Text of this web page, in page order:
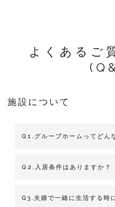
よくあるご
施設について
Q1.グループホームってどん
Q2.入居条件はありますか？
Q3.夫婦で一緒に生活する時